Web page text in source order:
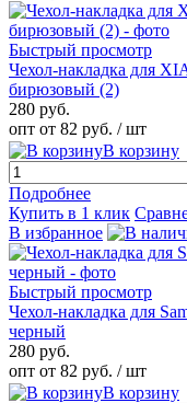
Быстрый просмотр
Чехол-накладка для
бирюзовый (2)
280 руб.
опт от 82 руб. / шт
В корзину
Подробнее
Купить в 1 клик
В избранное
Быстрый просмотр
Чехол-накладка для
черный
280 руб.
опт от 82 руб. / шт
В корзину